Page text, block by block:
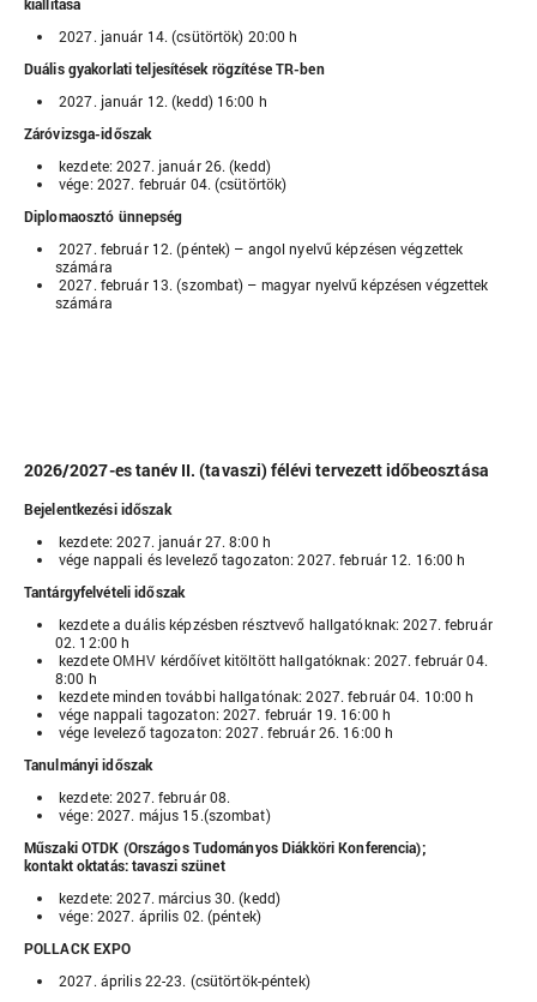
kiállítása
2027. január 14. (csütörtök) 20:00 h
Duális gyakorlati teljesítések rögzítése TR-ben
2027. január 12. (kedd) 16:00 h
Záróvizsga-időszak
kezdete: 2027. január 26. (kedd)
vége: 2027. február 04. (csütörtök)
Diplomaosztó ünnepség
2027. február 12. (péntek) – angol nyelvű képzésen végzettek
számára
2027. február 13. (szombat) – magyar nyelvű képzésen végzettek
számára
2026/2027-es tanév II. (tavaszi) félévi tervezett időbeosztása
Bejelentkezési időszak
kezdete: 2027. január 27. 8:00 h
vége nappali és levelező tagozaton: 2027. február 12. 16:00 h
Tantárgyfelvételi időszak
kezdete a duális képzésben résztvevő hallgatóknak: 2027. február
02. 12:00 h
kezdete OMHV kérdőívet kitöltött hallgatóknak: 2027. február 04.
8:00 h
kezdete minden további hallgatónak: 2027. február 04. 10:00 h
vége nappali tagozaton: 2027. február 19. 16:00 h
vége levelező tagozaton: 2027. február 26. 16:00 h
Tanulmányi időszak
kezdete: 2027. február 08.
vége: 2027. május 15.(szombat)
Műszaki OTDK (Országos Tudományos Diákköri Konferencia);
kontakt oktatás: tavaszi szünet
kezdete: 2027. március 30. (kedd)
vége: 2027. április 02. (péntek)
POLLACK EXPO
2027. április 22-23. (csütörtök-péntek)